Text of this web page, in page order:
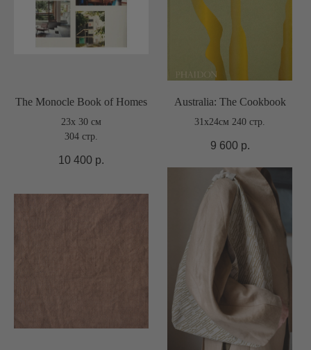
The Monocle Book of Homes
23x 30 см
304 стр.
10 400 р.
Australia: The Cookbook
31x24см 240 стр.
9 600 р.